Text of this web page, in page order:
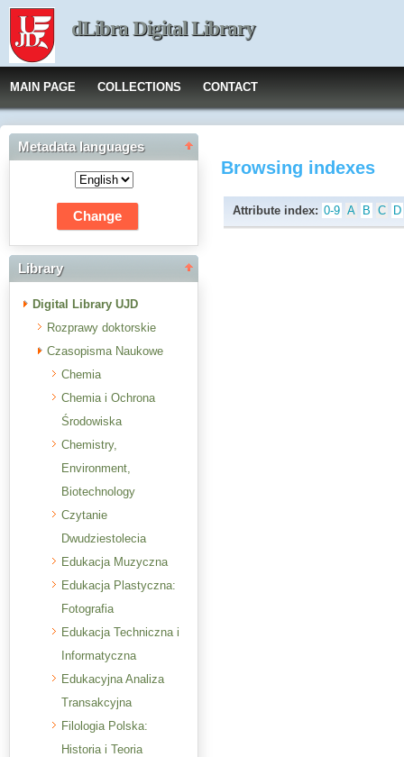
dLibra Digital Library
MAIN PAGE COLLECTIONS CONTACT
Metadata languages
Library
Digital Library UJD
Rozprawy doktorskie
Czasopisma Naukowe
Chemia
Chemia i Ochrona
Środowiska
Chemistry,
Environment,
Biotechnology
Czytanie
Dwudziestolecia
Edukacja Muzyczna
Edukacja Plastyczna:
Fotografia
Edukacja Techniczna i
Informatyczna
Edukacyjna Analiza
Transakcyjna
Filologia Polska:
Historia i Teoria
Browsing indexes
Attribute index: 0-9 A B C D